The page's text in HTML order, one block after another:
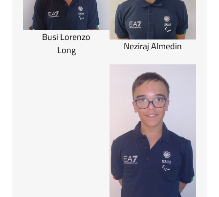
Busi Lorenzo
Long
Neziraj Almedin